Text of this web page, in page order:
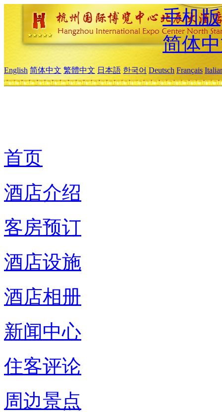
手机版
简体
English 简体中文 繁體中文 日本語 한국어 Deutsch Français
首页
酒店介绍
客房预订
酒店设施
酒店相册
新闻中心
住客评论
周边景点